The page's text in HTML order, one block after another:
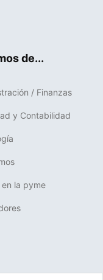
de...
/ Finanzas
y Contabilidad
en la pyme